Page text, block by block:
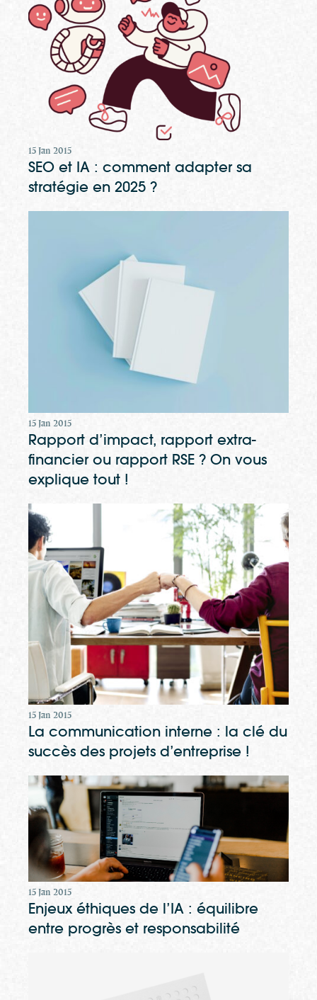
15 Jan 2015
SEO et IA : comment adapter sa
stratégie en 2025 ?
15 Jan 2015
Rapport d’impact, rapport extra-
financier ou rapport RSE ? On vous
explique tout !
15 Jan 2015
La communication interne : la clé du
succès des projets d’entreprise !
15 Jan 2015
Enjeux éthiques de l’IA : équilibre
entre progrès et responsabilité